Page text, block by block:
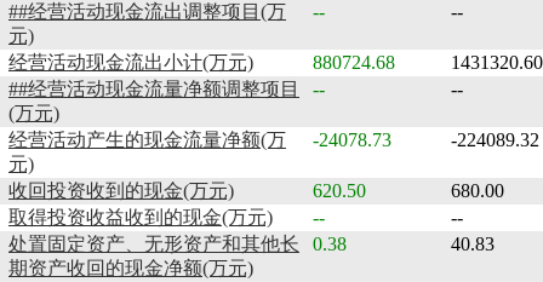
##经营活动现金流出调整项目(万
元)
-- --
经营活动现金流出小计(万元) 880724.68
1431320.60
##经营活动现金流量净额调整项目
(万元)
-- --
经营活动产生的现金流量净额(万
元)
-24078.73 -224089.32
收回投资收到的现金(万元) 620.50
680.00
取得投资收益收到的现金(万元)
--
--
处置固定资产、无形资产和其他长
期资产收回的现金净额(万元)
0.38 40.83